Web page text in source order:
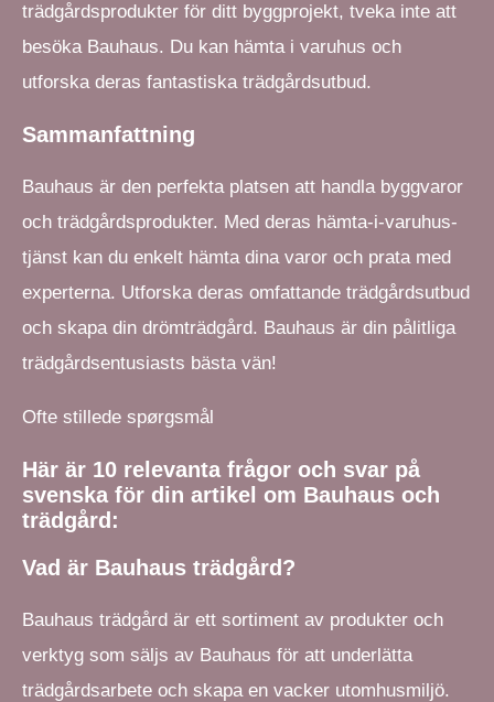
trädgårdsprodukter för ditt byggprojekt, tveka inte att
besöka Bauhaus. Du kan hämta i varuhus och
utforska deras fantastiska trädgårdsutbud.
Sammanfattning
Bauhaus är den perfekta platsen att handla byggvaror
och trädgårdsprodukter. Med deras hämta-i-varuhus-
tjänst kan du enkelt hämta dina varor och prata med
experterna. Utforska deras omfattande trädgårdsutbud
och skapa din drömträdgård. Bauhaus är din pålitliga
trädgårdsentusiasts bästa vän!
Ofte stillede spørgsmål
Här är 10 relevanta frågor och svar på
svenska för din artikel om Bauhaus och
trädgård:
Vad är Bauhaus trädgård?
Bauhaus trädgård är ett sortiment av produkter och
verktyg som säljs av Bauhaus för att underlätta
trädgårdsarbete och skapa en vacker utomhusmiljö.